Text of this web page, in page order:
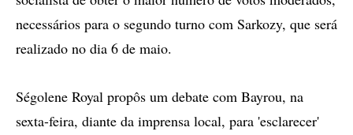
necessários para o segundo turno com Sarkozy, que será
realizado no dia 6 de maio.
Ségolene Royal propôs um debate com Bayrou, na
sexta-feira, diante da imprensa local, para 'esclarecer'